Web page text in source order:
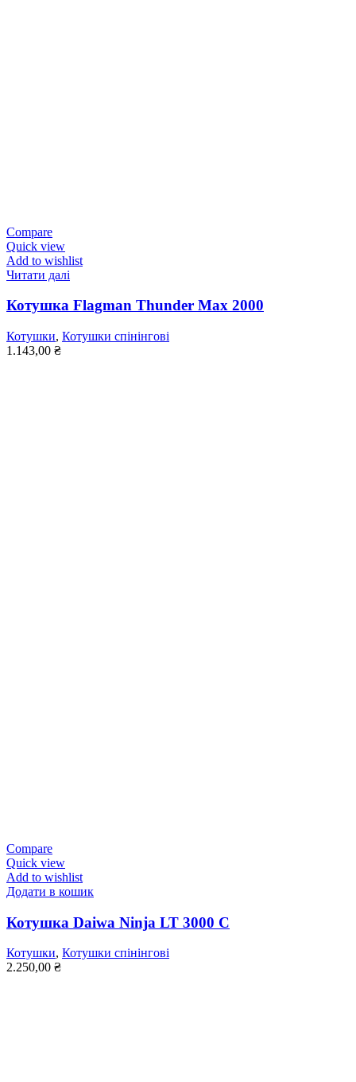
Compare
Quick view
Add to wishlist
Читати далі
Котушка Flagman Thunder Max 2000
Котушки, Котушки спінінгові
1.143,00 ₴
Compare
Quick view
Add to wishlist
Додати в кошик
Котушка Daiwa Ninja LT 3000 C
Котушки, Котушки спінінгові
2.250,00 ₴